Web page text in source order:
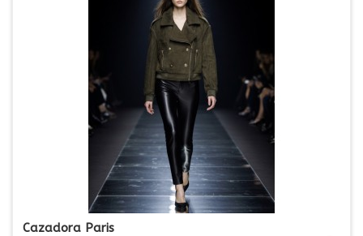
Cazadora Paris